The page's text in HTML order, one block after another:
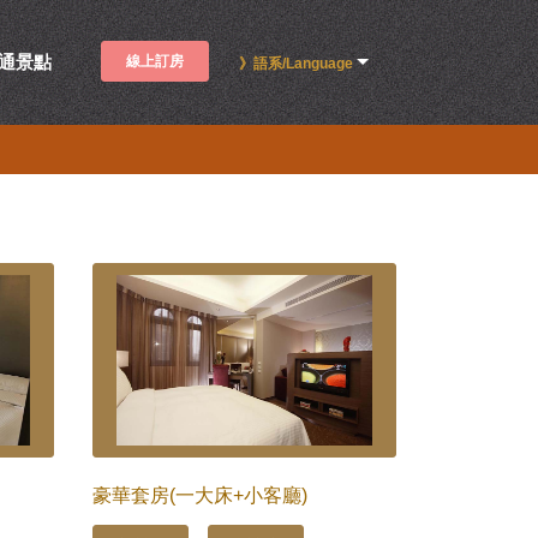
景點 線上訂房 》語系/Language
豪華套房(一大床+小客廳)